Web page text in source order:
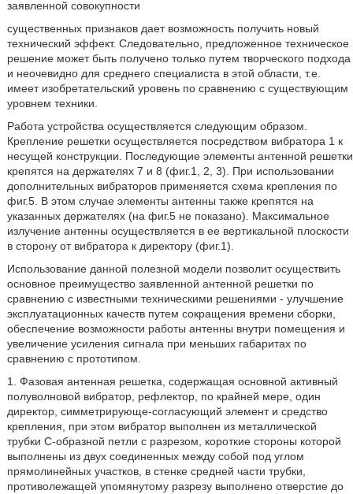
заявленной совокупности
существенных признаков дает возможность получить новый
технический эффект. Следовательно, предложенное техническое
решение может быть получено только путем творческого подхода
и неочевидно для среднего специалиста в этой области, т.е.
имеет изобретательский уровень по сравнению с существующим
уровнем техники.
Работа устройства осуществляется следующим образом.
Крепление решетки осуществляется посредством вибратора 1 к
несущей конструкции. Последующие элементы антенной решетки
крепятся на держателях 7 и 8 (фиг.1, 2, 3). При использовании
дополнительных вибраторов применяется схема крепления по
фиг.5. В этом случае элементы антенны также крепятся на
указанных держателях (на фиг.5 не показано). Максимальное
излучение антенны осуществляется в ее вертикальной плоскости
в сторону от вибратора к директору (фиг.1).
Использование данной полезной модели позволит осуществить
основное преимущество заявленной антенной решетки по
сравнению с известными техническими решениями - улучшение
эксплуатационных качеств путем сокращения времени сборки,
обеспечение возможности работы антенны внутри помещения и
увеличение усиления сигнала при меньших габаритах по
сравнению с прототипом.
1. Фазовая антенная решетка, содержащая основной активный
полуволновой вибратор, рефлектор, по крайней мере, один
директор, симметрирующе-согласующий элемент и средство
крепления, при этом вибратор выполнен из металлической
трубки С-образной петли с разрезом, короткие стороны которой
выполнены из двух соединенных между собой под углом
прямолинейных участков, в стенке средней части трубки,
противолежащей упомянутому разрезу выполнено отверстие до